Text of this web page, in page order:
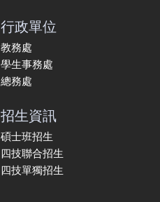
行政單位
教務處
學生事務處
總務處
招生資訊
碩士班招生
四技聯合招生
四技單獨招生